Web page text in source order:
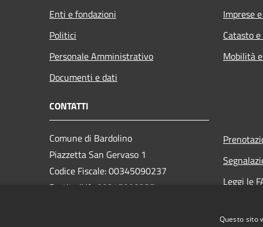
Enti e fondazioni
Politici
Personale Amministrativo
Documenti e dati
Imprese
Catasto
Mobilità
CONTATTI
Comune di Bardolino
Piazzetta San Gervaso 1
Codice Fiscale: 00345090237
Partita IVA: 00345090237
Leggi le
Questo sito